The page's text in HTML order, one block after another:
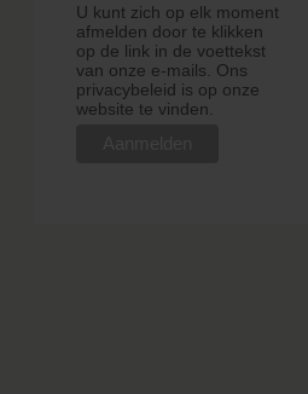
U kunt zich op elk moment
afmelden door te klikken
op de link in de voettekst
van onze e-mails. Ons
privacybeleid is op onze
website te vinden.